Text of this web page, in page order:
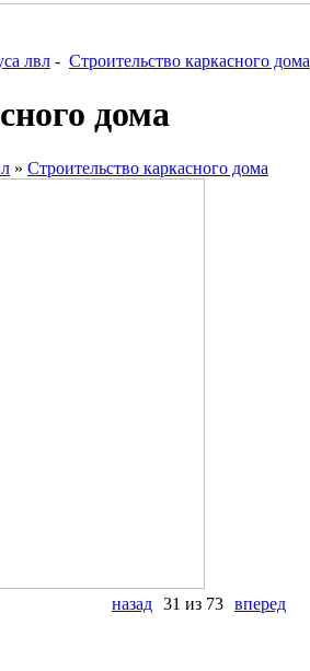
лвл - Строительство каркасного дома
дома
» Строительство каркасного дома
назад 31 из 73 вперед